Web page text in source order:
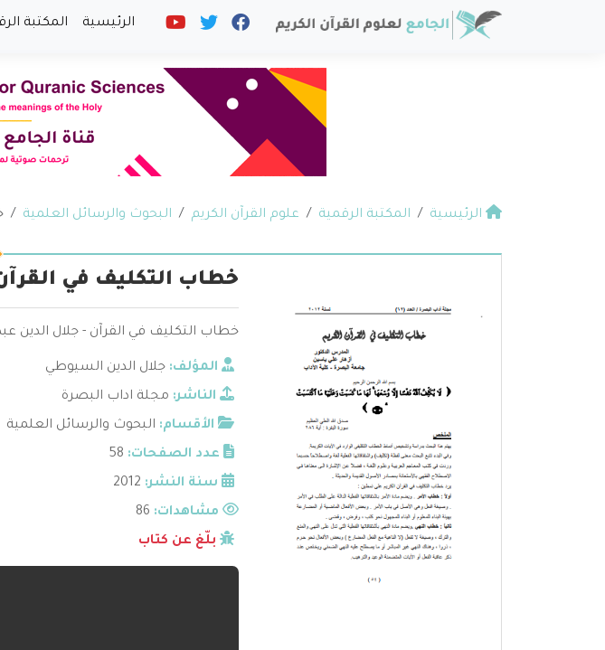
الرئيسية المكتبة
الرئيسية المكتبة الرقمية علوم القرآن الكريم البحوث والرسائل العلمية
خطاب التكليف في
خطاب التكليف في القرآن - جلال الدين
المؤلف: جلال الدين السيوطي
الناشر: مجلة اداب البصرة
الأقسام: البحوث والرسائل العلمية
عدد الصفحات: 58
سنة النشر: 2012
مشاهدات:
بلّغ عن كتاب